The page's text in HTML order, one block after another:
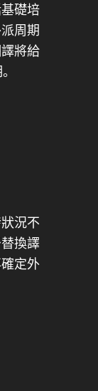
礎培
周期
將給
況不
換譯
定外